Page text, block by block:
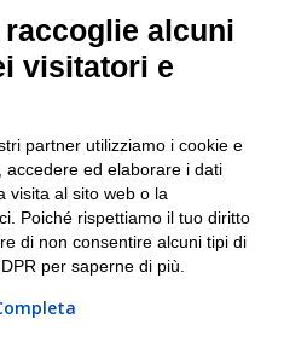
pacchi nelle
italiane
Bologna|Firenze| Genova
|Varese
alcuni
visitatori e
partner utilizziamo i cookie e
ed elaborare i dati
visita al sito web o la
Poiché rispettiamo il tuo diritto
di non consentire alcuni tipi di
per saperne di più.